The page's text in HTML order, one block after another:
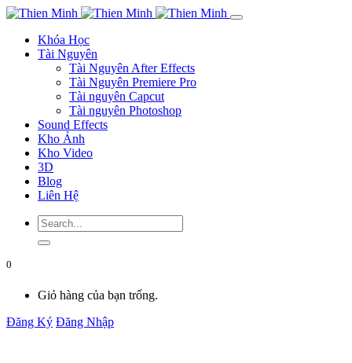
Khóa Học
Tài Nguyên
Tài Nguyên After Effects
Tài Nguyên Premiere Pro
Tài nguyên Capcut
Tài nguyên Photoshop
Sound Effects
Kho Ảnh
Kho Video
3D
Blog
Liên Hệ
0
Giỏ hàng của bạn trống.
Đăng Ký Đăng Nhập